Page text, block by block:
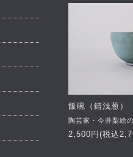
飯碗（錆浅葱）
陶芸家・今井梨絵
2,500円(税込